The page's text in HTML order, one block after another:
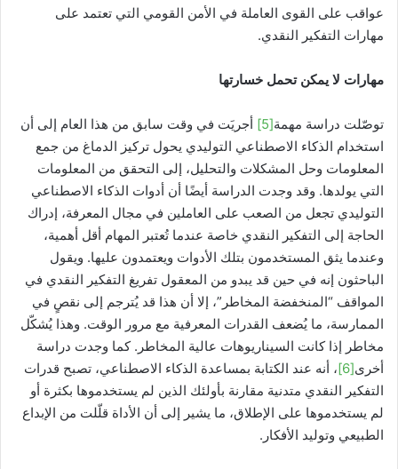
عواقب على القوى العاملة في الأمن القومي التي تعتمد على
مهارات التفكير النقدي.
مهارات لا يمكن تحمل خسارتها
توصّلت دراسة مهمة[5]
أجريَت في وقت سابق من هذا العام إلى أن
استخدام الذكاء الاصطناعي التوليدي يحول تركيز الدماغ من جمع
المعلومات وحل المشكلات والتحليل، إلى التحقق من المعلومات
التي يولدها. وقد وجدت الدراسة أيضًا أن أدوات الذكاء الاصطناعي
التوليدي تجعل من الصعب على العاملين في مجال المعرفة، إدراك
الحاجة إلى التفكير النقدي خاصة عندما تُعتبر المهام أقل أهمية،
وعندما يثق المستخدمون بتلك الأدوات ويعتمدون عليها. ويقول
الباحثون إنه في حين قد يبدو من المعقول تفريغ التفكير النقدي في
المواقف “المنخفضة المخاطر”، إلا أن هذا قد يُترجم إلى نقصٍ في
الممارسة، ما يُضعف القدرات المعرفية مع مرور الوقت. وهذا يُشكّل
مخاطر إذا كانت السيناريوهات عالية المخاطر. كما وجدت دراسة
أخرى[6]
، أنه عند الكتابة بمساعدة الذكاء الاصطناعي، تصبح قدرات
التفكير النقدي متدنية مقارنة بأولئك الذين لم يستخدموها بكثرة أو
لم يستخدموها على الإطلاق، ما يشير إلى أن الأداة قلّلت من الإبداع
الطبيعي وتوليد الأفكار.